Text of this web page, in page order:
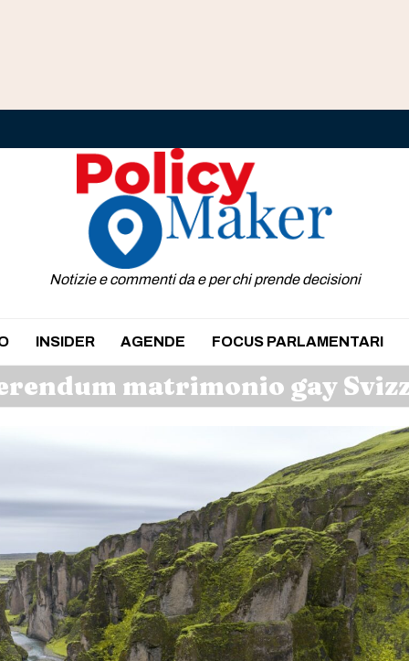
Notizie e commenti da e per chi prende decisioni
INSIDER AGENDE FOCUS PARLAMENTARI
matrimonio gay